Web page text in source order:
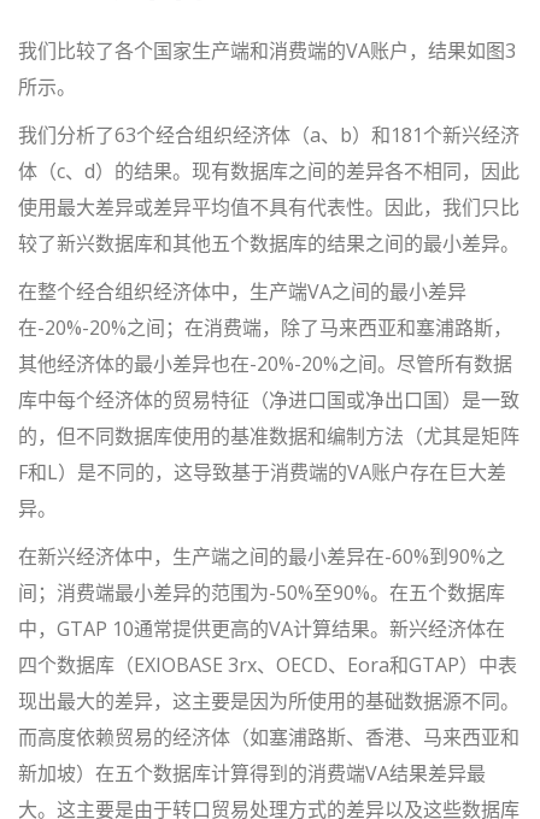
我们比较了各个国家生产端和消费端的VA账户，结果如图3
所示。
我们分析了63个经合组织经济体（a、b）和181个新兴经济
体（c、d）的结果。现有数据库之间的差异各不相同，因此
使用最大差异或差异平均值不具有代表性。因此，我们只比
较了新兴数据库和其他五个数据库的结果之间的最小差异。
在整个经合组织经济体中，生产端VA之间的最小差异
在-20%-20%之间；在消费端，除了马来西亚和塞浦路斯，
其他经济体的最小差异也在-20%-20%之间。尽管所有数据
库中每个经济体的贸易特征（净进口国或净出口国）是一致
的，但不同数据库使用的基准数据和编制方法（尤其是矩阵
F和L）是不同的，这导致基于消费端的VA账户存在巨大差
异。
在新兴经济体中，生产端之间的最小差异在-60%到90%之
间；消费端最小差异的范围为-50%至90%。在五个数据库
中，GTAP 10通常提供更高的VA计算结果。新兴经济体在
四个数据库（EXIOBASE 3rx、OECD、Eora和GTAP）中表
现出最大的差异，这主要是因为所使用的基础数据源不同。
而高度依赖贸易的经济体（如塞浦路斯、香港、马来西亚和
新加坡）在五个数据库计算得到的消费端VA结果差异最
大。这主要是由于转口贸易处理方式的差异以及这些数据库